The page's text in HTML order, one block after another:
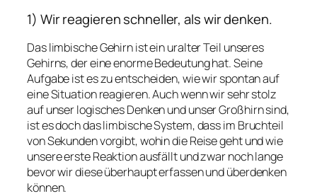
1) Wir reagieren schneller, als wir denken.
Das limbische Gehirn ist ein uralter Teil unseres
Gehirns, der eine enorme Bedeutung hat. Seine
Aufgabe ist es zu entscheiden, wie wir spontan auf
eine Situation reagieren. Auch wenn wir sehr stolz
auf unser logisches Denken und unser Großhirn sind,
ist es doch das limbische System, dass im Bruchteil
von Sekunden vorgibt, wohin die Reise geht und wie
unsere erste Reaktion ausfällt und zwar noch lange
bevor wir diese überhaupt erfassen und überdenken
können.